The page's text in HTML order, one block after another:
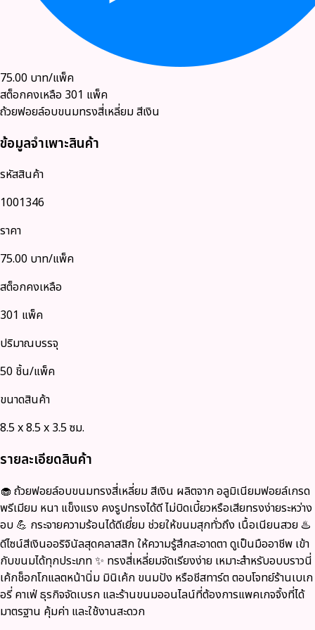
75.00 บาท/แพ็ค
สต็อกคงเหลือ 301 แพ็ค
ถ้วยฟอยล์อบขนมทรงสี่เหลี่ยม สีเงิน
ข้อมูลจำเพาะสินค้า
รหัสสินค้า
1001346
ราคา
75.00 บาท/แพ็ค
สต็อกคงเหลือ
301 แพ็ค
ปริมาณบรรจุ
50 ชิ้น/แพ็ค
ขนาดสินค้า
8.5 x 8.5 x 3.5 ซม.
รายละเอียดสินค้า
🧁 ถ้วยฟอยล์อบขนมทรงสี่เหลี่ยม สีเงิน ผลิตจาก อลูมิเนียมฟอยล์เกรด
พรีเมียม หนา แข็งแรง คงรูปทรงได้ดี ไม่บิดเบี้ยวหรือเสียทรงง่ายระหว่าง
อบ 💪 กระจายความร้อนได้ดีเยี่ยม ช่วยให้ขนมสุกทั่วถึง เนื้อเนียนสวย ♨️
ดีไซน์สีเงินออริจินัลสุดคลาสสิก ให้ความรู้สึกสะอาดตา ดูเป็นมืออาชีพ เข้า
กับขนมได้ทุกประเภท ✨ ทรงสี่เหลี่ยมจัดเรียงง่าย เหมาะสำหรับอบบราวนี่
เค้กช็อกโกแลตหน้านิ่ม มินิเค้ก ขนมปัง หรือชีสทาร์ต ตอบโจทย์ร้านเบเก
อรี่ คาเฟ่ ธุรกิจจัดเบรก และร้านขนมออนไลน์ที่ต้องการแพคเกจจิ้งที่ได้
มาตรฐาน คุ้มค่า และใช้งานสะดวก